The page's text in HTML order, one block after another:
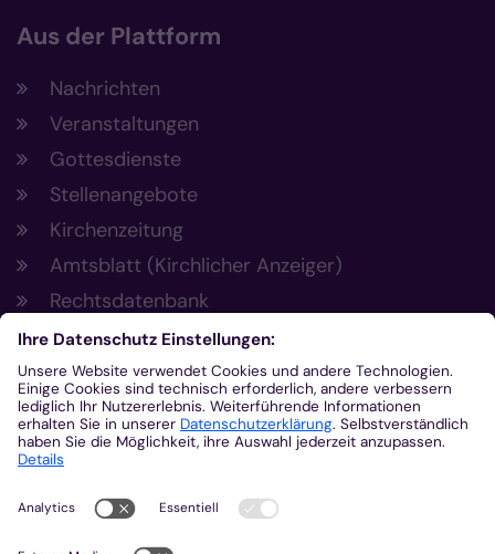
Aus der Plattform
Nachrichten
Veranstaltungen
Gottesdienste
Stellenangebote
Kirchenzeitung
Amtsblatt (Kirchlicher Anzeiger)
Rechtsdatenbank
Meldestelle gemäß Hinweisgeberschutzgesetz
Kontakt